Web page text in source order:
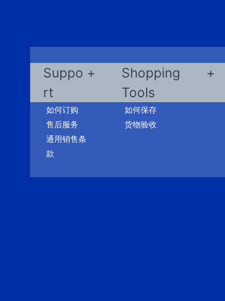
Suppo
rt
如何订购
售后服务
通用销售条
款
Shopping
Tools
如何保存
货物验收